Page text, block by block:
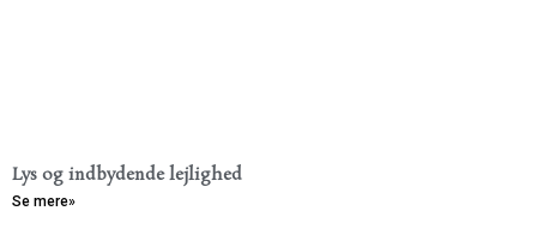
Lys og indbydende lejlighed
Se mere»